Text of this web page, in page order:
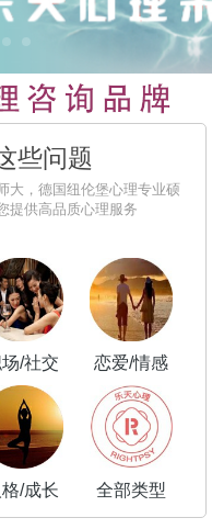
些问题
大，德国纽伦堡心理专业硕
提供高品质心理服务
/社交 恋爱/情感
格/成长 全部类型